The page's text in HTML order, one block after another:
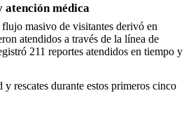
atención médica
masivo de visitantes derivó en
atendidos a través de la línea de
211 reportes atendidos en tiempo y
rescates durante estos primeros cinco